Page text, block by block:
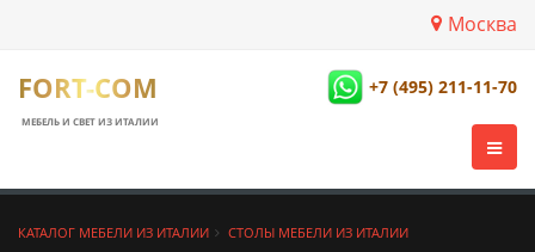
Москва
FORT-COM
МЕБЕЛЬ И СВЕТ ИЗ ИТАЛИИ
+7 (495) 211-11-70
КАТАЛОГ МЕБЕЛИ ИЗ ИТАЛИИ
СТОЛЫ МЕБЕЛИ ИЗ ИТАЛИИ